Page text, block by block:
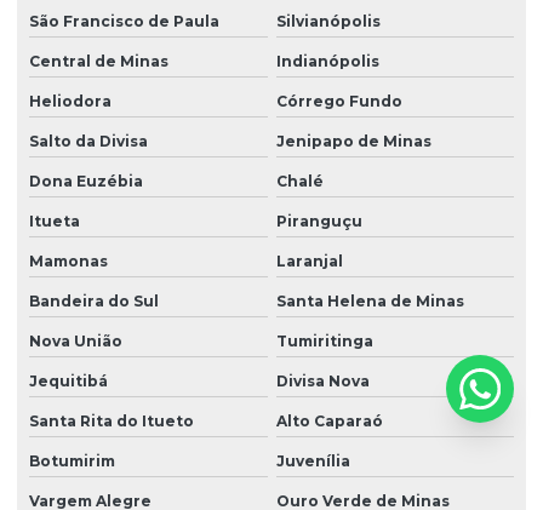
São Francisco de Paula Silvianópolis
Central de Minas Indianópolis
Heliodora Córrego Fundo
Salto da Divisa Jenipapo de Minas
Dona Euzébia Chalé
Itueta Piranguçu
Mamonas Laranjal
Bandeira do Sul Santa Helena de Minas
Nova União Tumiritinga
Jequitibá Divisa Nova
Santa Rita do Itueto Alto Caparaó
Botumirim Juvenília
Vargem Alegre Ouro Verde de Minas